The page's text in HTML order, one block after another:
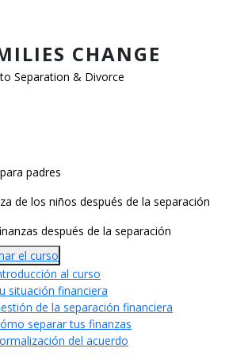
CHANGE
Separation & Divorce
Categories
padres
de los niños después de la separación
después de la separación
el curso
al curso
situación financiera
de la separación financiera
separar tus finanzas
del acuerdo